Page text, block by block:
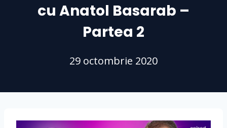
cu Anatol Basarab –
Partea 2
29 octombrie 2020